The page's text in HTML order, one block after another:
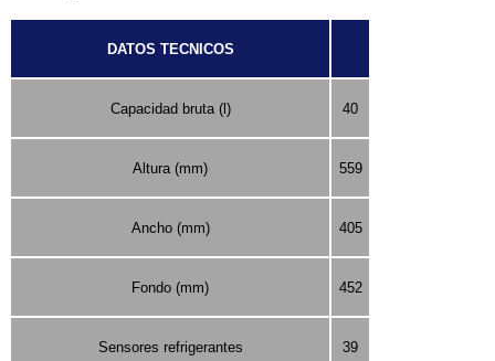
DATOS TECNICOS
Capacidad bruta (l) 40
Altura (mm) 559
Ancho (mm) 405
Fondo (mm) 452
Sensores refrigerantes 39